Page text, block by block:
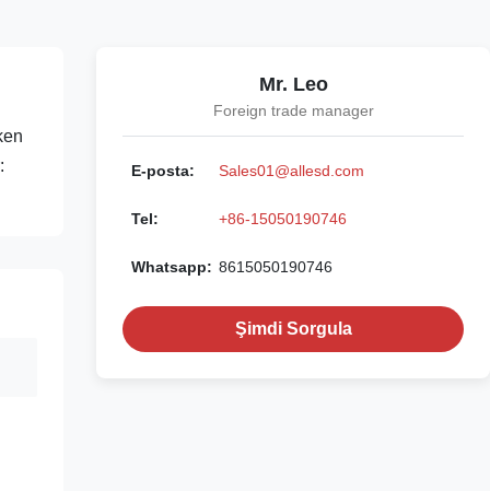
Mr. Leo
Foreign trade manager
E-posta: Sales01@allesd.com
Tel: +86-15050190746
Whatsapp: 8615050190746
Şimdi Sorgula